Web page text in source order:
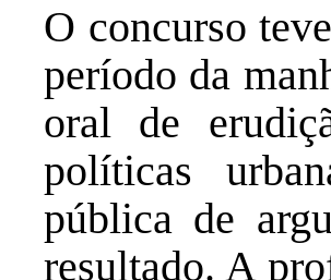
O concurso
período da
oral de
políticas
pública de
resultado. A